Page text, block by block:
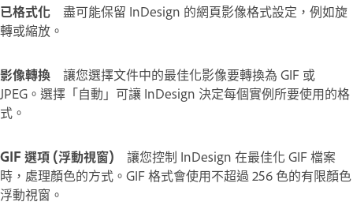
已格式化
盡可能保留 InDesign 的網頁影像格式設定，例如旋
轉或縮放。
影像轉換
讓您選擇文件中的最佳化影像要轉換為 GIF 或
JPEG。選擇「自動」可讓 InDesign 決定每個實例所要使用的格
式。
GIF 選項 (浮動視窗)
讓您控制 InDesign 在最佳化 GIF 檔案
時，處理顏色的方式。GIF 格式會使用不超過 256 色的有限顏色
浮動視窗。